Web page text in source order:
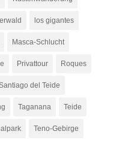
los gigantes
Masca-Schlucht
Privattour Roques
del Teide
Taganana Teide
Teno-Gebirge